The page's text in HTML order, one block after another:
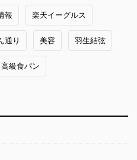
報 楽天イーグルス
通り 美容 羽生結弦
高級食パン